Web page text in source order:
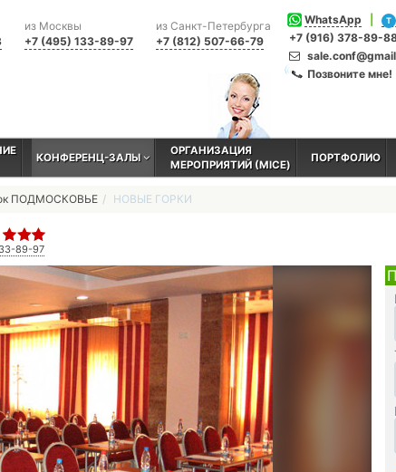
WhatsApp T
+7 (916) 378-89-
Позвоните мне!
из Санкт-Петербурга
+7 (812) 507-66-79
из Москвы
+7 (495) 133-89-97
КОНФЕРЕНЦ-ЗАЛЫ
ОРГАНИЗАЦИЯ
МЕРОПРИЯТИЙ (MICE)
ПОРТФОЛИО
ПОДМОСКОВЬЕ НОВЫЕ ГОРКИ
89-97